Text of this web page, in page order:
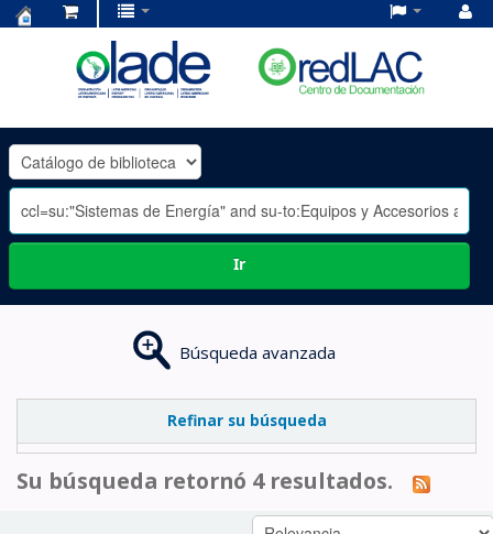
OLADE
-
Ir
Búsqueda avanzada
Refinar su búsqueda
Su búsqueda retornó 4 resultados.